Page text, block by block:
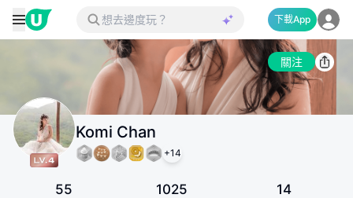
下載App
關注
Komi Chan
+14
55 1025 14